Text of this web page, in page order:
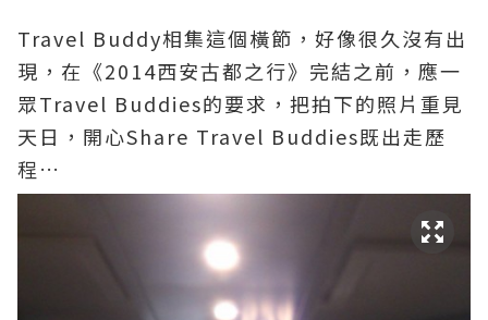
Travel Buddy相集這個橫節，好像很久沒有出
現，在《2014西安古都之行》完結之前，應一
眾Travel Buddies的要求，把拍下的照片重見
天日，開心Share Travel Buddies既出走歷
程…